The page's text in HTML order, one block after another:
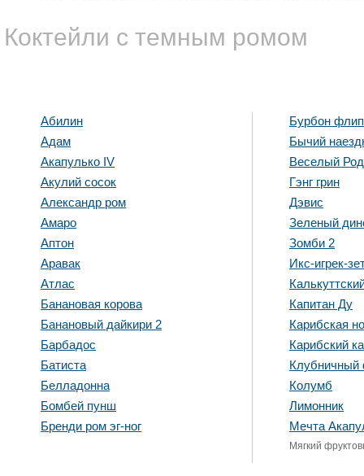
Коктейли с темным ромом
Абилин
Адам
Акапулько IV
Акулий сосок
Александр ром
Амаро
Аптон
Аравак
Атлас
Банановая корова
Банановый дайкири 2
Барбадос
Батиста
Белладонна
Бомбей пунш
Бренди ром эг-ног
Бурбон флип
Бычий
Веселый
Гэнг грин
Дэвис
Зеленый
Зомби 2
Икс-игрек-
Капитан Ду
Карибская
Карибский
Клубничный
Колумб
Лимонник
Мечта
Мягкий